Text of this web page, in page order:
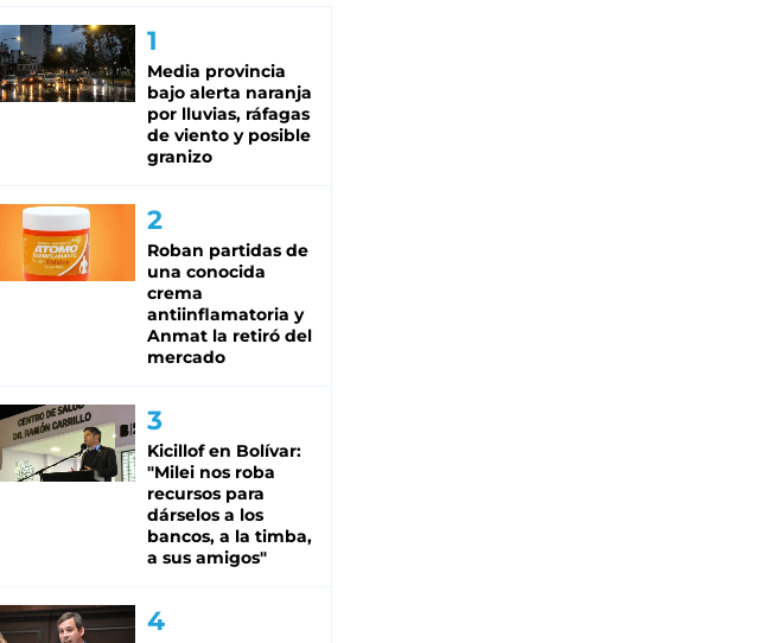
Media provincia
bajo alerta naranja
por lluvias, ráfagas
de viento y posible
granizo
Roban partidas de
una conocida
crema
antiinflamatoria y
Anmat la retiró del
mercado
Kicillof en Bolívar:
"Milei nos roba
recursos para
dárselos a los
bancos, a la timba,
a sus amigos"